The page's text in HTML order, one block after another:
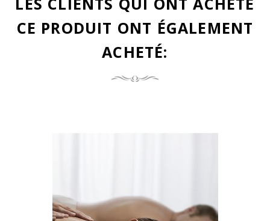
CE PRODUIT ONT ÉGALEMENT
ACHETÉ: